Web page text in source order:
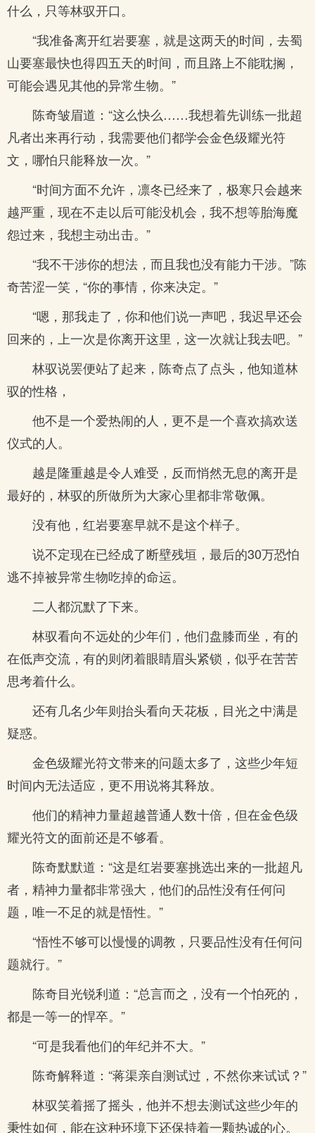
什么，只等林驭开口。
“我准备离开红岩要塞，就是这两天的时间，去蜀
山要塞最快也得四五天的时间，而且路上不能耽搁，
可能会遇见其他的异常生物。”
陈奇皱眉道：“这么快么……我想着先训练一批超
凡者出来再行动，我需要他们都学会金色级耀光符
文，哪怕只能释放一次。”
“时间方面不允许，凛冬已经来了，极寒只会越来
越严重，现在不走以后可能没机会，我不想等胎海魔
怨过来，我想主动出击。”
“我不干涉你的想法，而且我也没有能力干涉。”陈
奇苦涩一笑，“你的事情，你来决定。”
“嗯，那我走了，你和他们说一声吧，我迟早还会
回来的，上一次是你离开这里，这一次就让我去吧。”
林驭说罢便站了起来，陈奇点了点头，他知道林
驭的性格，
他不是一个爱热闹的人，更不是一个喜欢搞欢送
仪式的人。
越是隆重越是令人难受，反而悄然无息的离开是
最好的，林驭的所做所为大家心里都非常敬佩。
没有他，红岩要塞早就不是这个样子。
说不定现在已经成了断壁残垣，最后的30万恐怕
逃不掉被异常生物吃掉的命运。
二人都沉默了下来。
林驭看向不远处的少年们，他们盘膝而坐，有的
在低声交流，有的则闭着眼睛眉头紧锁，似乎在苦苦
思考着什么。
还有几名少年则抬头看向天花板，目光之中满是
疑惑。
金色级耀光符文带来的问题太多了，这些少年短
时间内无法适应，更不用说将其释放。
他们的精神力量超越普通人数十倍，但在金色级
耀光符文的面前还是不够看。
陈奇默默道：“这是红岩要塞挑选出来的一批超凡
者，精神力量都非常强大，他们的品性没有任何问
题，唯一不足的就是悟性。”
“悟性不够可以慢慢的调教，只要品性没有任何问
题就行。”
陈奇目光锐利道：“总言而之，没有一个怕死的，
都是一等一的悍卒。”
“可是我看他们的年纪并不大。”
陈奇解释道：“蒋渠亲自测试过，不然你来试试？”
林驭笑着摇了摇头，他并不想去测试这些少年的
秉性如何，能在这种环境下还保持着一颗热诚的心。